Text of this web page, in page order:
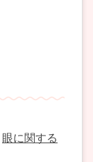
眼に関する